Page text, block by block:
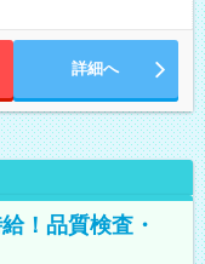
詳細へ
！品質検査・